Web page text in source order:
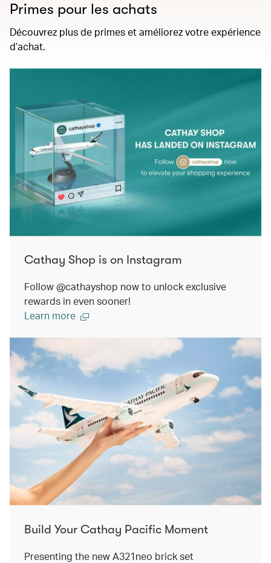
Primes pour les achats
Découvrez plus de primes et améliorez votre expérience
d’achat.
Cathay Shop is on Instagram
Follow @cathayshop now to unlock exclusive
rewards in even sooner!
Learn more
Build Your Cathay Pacific Moment
Presenting the new A321neo brick set